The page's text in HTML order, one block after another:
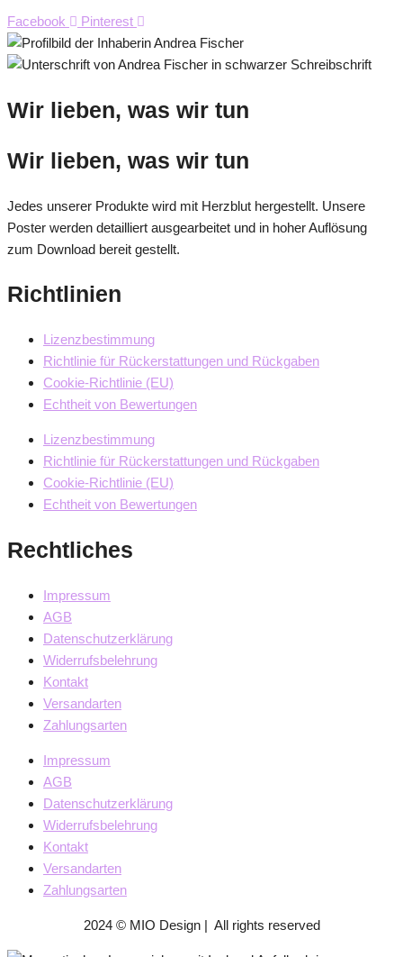
Facebook Pinterest
Wir lieben, was wir tun
Wir lieben, was wir tun
Jedes unserer Produkte wird mit Herzblut hergestellt. Unsere
Poster werden detailliert ausgearbeitet und in hoher Auflösung
zum Download bereit gestellt.
Richtlinien
Lizenzbestimmung
Richtlinie für Rückerstattungen und Rückgaben
Cookie-Richtlinie (EU)
Echtheit von Bewertungen
Lizenzbestimmung
Richtlinie für Rückerstattungen und Rückgaben
Cookie-Richtlinie (EU)
Echtheit von Bewertungen
Rechtliches
Impressum
AGB
Datenschutzerklärung
Widerrufsbelehrung
Kontakt
Versandarten
Zahlungsarten
Impressum
AGB
Datenschutzerklärung
Widerrufsbelehrung
Kontakt
Versandarten
Zahlungsarten
2024 © MIO Design | All rights reserved